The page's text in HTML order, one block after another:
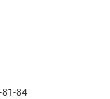
84